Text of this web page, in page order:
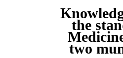
the
two